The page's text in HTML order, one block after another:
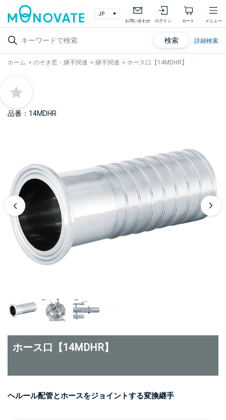
お問い合わせ ログイン カート メニュー
検索 詳細検索
ホーム > のぞき窓・継手関連 > 継手関連 > ホース口【14MDHR】
品番：14MDHR
ホース口【14MDHR】
ヘルール配管とホースをジョイントする変換継手